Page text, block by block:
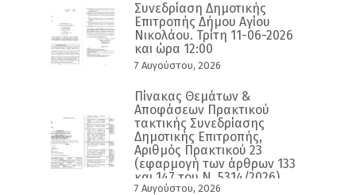
Συνεδρίαση Δημοτικής
Επιτροπής Δήμου Αγίου
Νικολάου. Τρίτη 11-06-2026
και ώρα 12:00
7 Αυγούστου, 2026
Πίνακας Θεμάτων &
Αποφάσεων Πρακτικού
τακτικής Συνεδρίασης
Δημοτικής Επιτροπής,
Αριθμός Πρακτικού 23
(εφαρμογή των άρθρων 133
και 147 του Ν. 5314/2026)
7 Αυγούστου, 2026